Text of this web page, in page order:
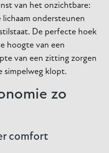
van het onzichtbare:
lichaam ondersteunen
De perfecte hoek
hoogte van een
van een zitting zorgen
simpelweg klopt.
zo
comfort